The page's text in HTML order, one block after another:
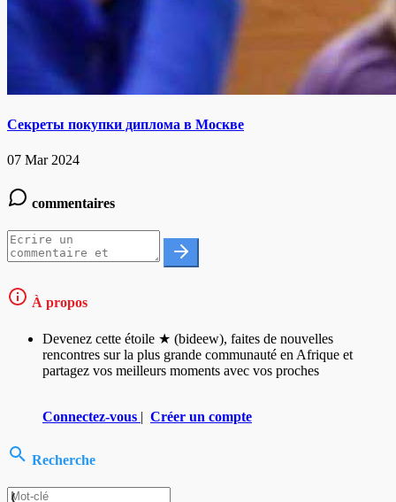
Секреты покупки диплома в Москве
07 Mar 2024
commentaires
À propos
Devenez cette étoile ★ (bideew), faites de nouvelles
rencontres sur la plus grande communauté en Afrique et
partagez vos meilleurs moments avec vos proches
Connectez-vous | Créer un compte
Recherche